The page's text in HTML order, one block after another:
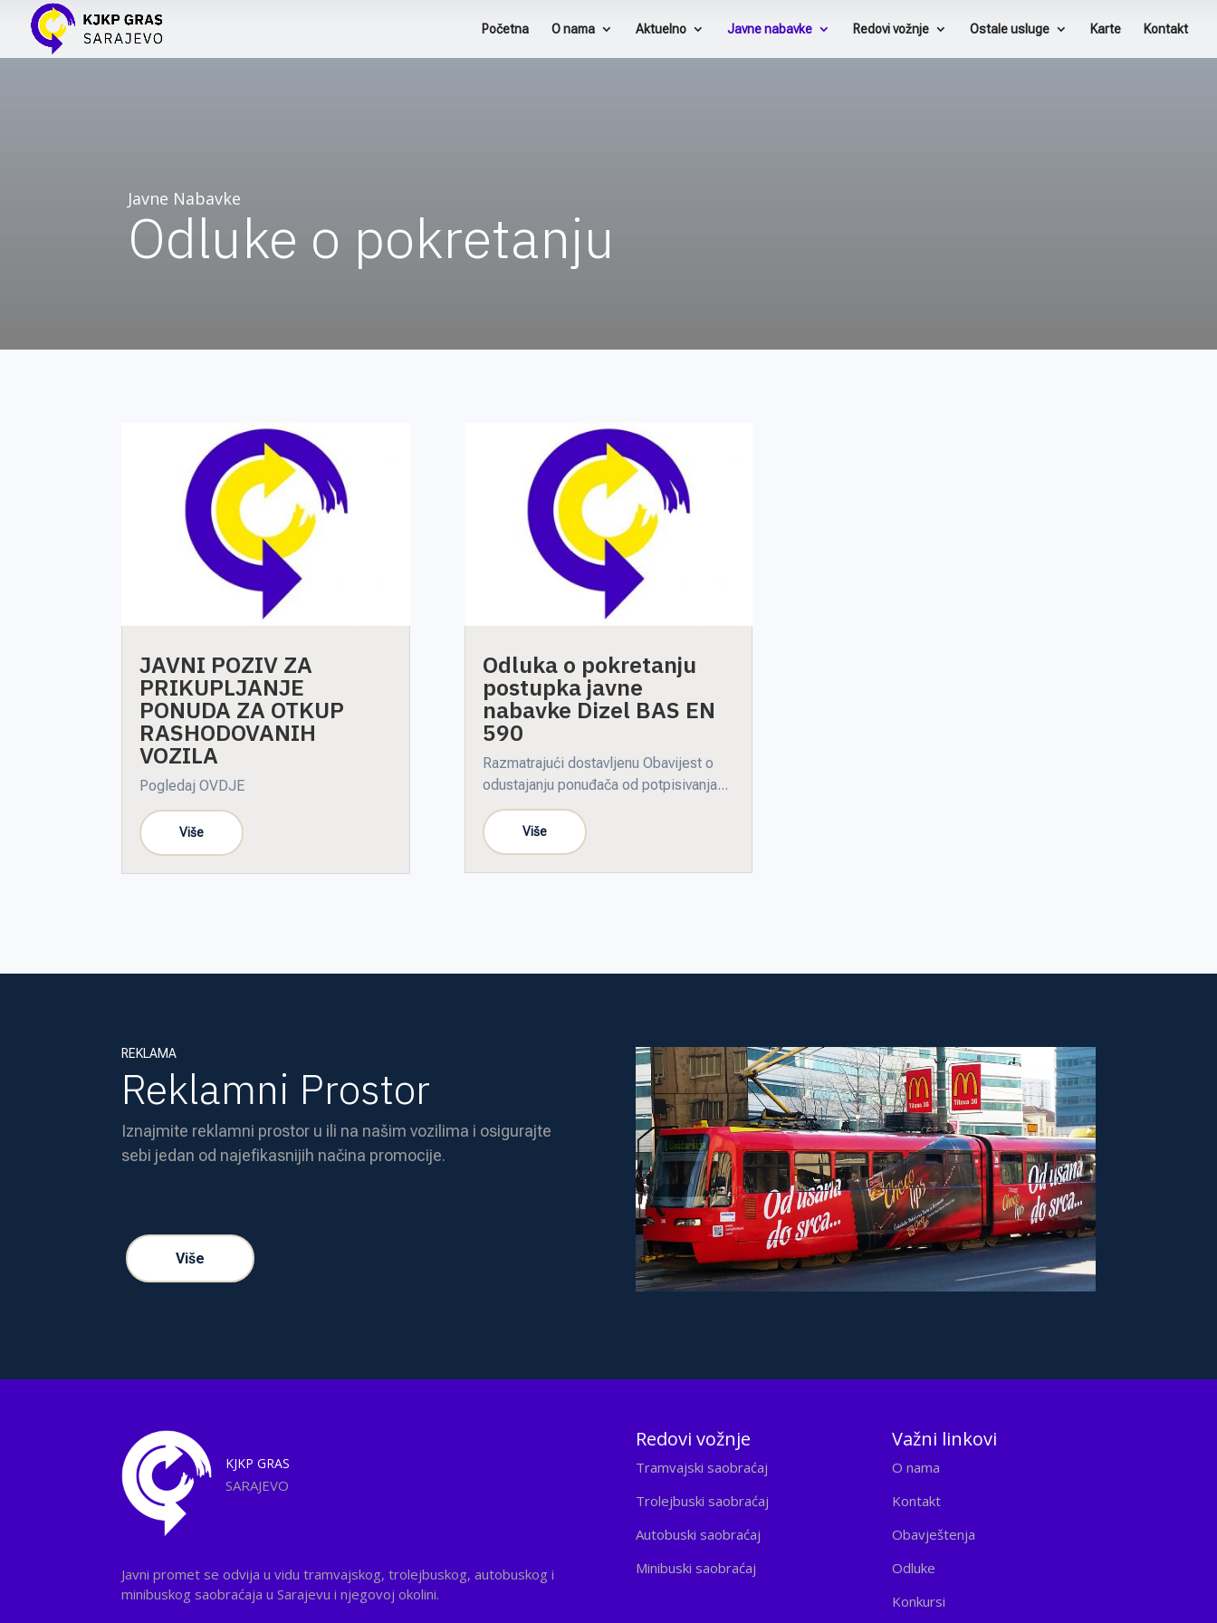
Početna O nama Aktuelno Javne nabavke Redovi vožnje Ostale usluge Karte Kontakt
Javne Nabavke
Odluke o pokretanju
JAVNI POZIV ZA
PRIKUPLJANJE
PONUDA ZA OTKUP
RASHODOVANIH
VOZILA
Pogledaj OVDJE
Odluka o pokretanju
postupka javne
nabavke Dizel BAS EN
590
Razmatrajući dostavljenu Obavijest o
odustajanju ponuđača od potpisivanja...
REKLAMA
Reklamni Prostor
Iznajmite reklamni prostor u ili na našim vozilima i osigurajte
sebi jedan od najefikasnijih načina promocije.
Više
KJKP GRAS
SARAJEVO
Javni promet se odvija u vidu tramvajskog, trolejbuskog, autobuskog i
minibuskog saobraćaja u Sarajevu i njegovoj okolini.
Redovi vožnje
Tramvajski saobraćaj
Trolejbuski saobraćaj
Autobuski saobraćaj
Minibuski saobraćaj
Važni linkovi
O nama
Kontakt
Obavještenja
Odluke
Konkursi